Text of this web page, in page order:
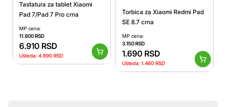
Tastatura za tablet Xiaomi
Pad 7/Pad 7 Pro crna
MP cena:
11.800RSD
6.910 RSD
Ušteda: 4.890 RSD
Torbica za Xiaomi Redmi Pad
SE 8.7 crna
MP cena:
3.150RSD
1.690 RSD
Ušteda: 1.460 RSD